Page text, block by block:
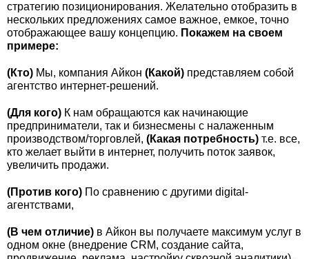
стратегию позиционирования. Желательно отобразить в
нескольких предложениях самое важное, емкое, точно
отображающее вашу концепцию. Покажем на своем
примере:
(Кто) Мы, компания Айкон (Какой) представляем собой
агентство интернет-решений.
(Для кого) К нам обращаются как начинающие
предприниматели, так и бизнесмены с налаженным
производством/торговлей, (Какая потребность) т.е. все,
кто желает выйти в интернет, получить поток заявок,
увеличить продажи.
(Против кого) По сравнению с другими digital-
агентствами,
(В чем отличие) в Айкон вы получаете максимум услуг в
одном окне (внедрение CRM, создание сайта,